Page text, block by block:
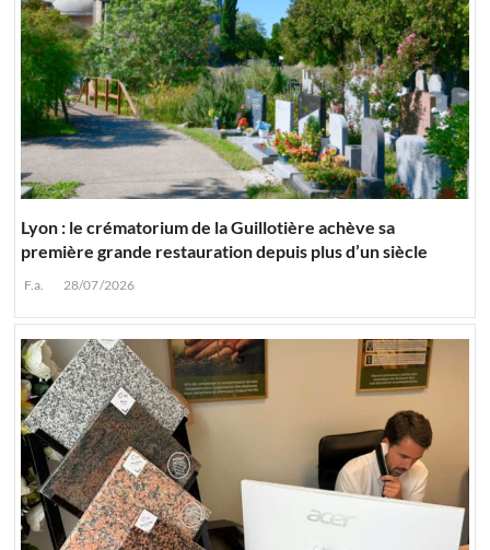
Lyon : le crématorium de la Guillotière achève sa
première grande restauration depuis plus d’un siècle
F.a. 28/07/2026